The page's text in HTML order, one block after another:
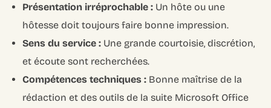
Présentation irréprochable : Un hôte ou une
hôtesse doit toujours faire bonne impression.
Sens du service : Une grande courtoisie, discrétion,
et écoute sont recherchées.
Compétences techniques : Bonne maîtrise de la
rédaction et des outils de la suite Microsoft Office